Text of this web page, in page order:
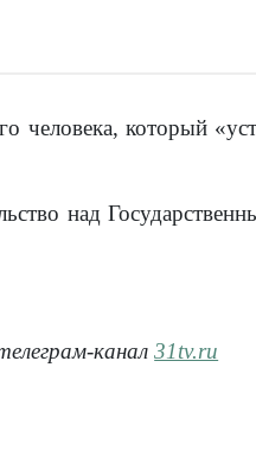
человека, который
над
канал31tv.ru